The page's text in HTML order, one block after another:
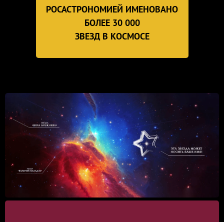
РОСАСТРОНОМИЕЙ ИМЕНОВАНО
БОЛЕЕ 30 000
ЗВЕЗД В КОСМОСЕ